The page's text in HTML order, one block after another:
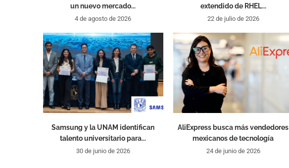
un nuevo mercado...
4 de agosto de 2026
extendido de RHEL...
22 de julio de 2026
Samsung y la UNAM identifican
talento universitario para...
30 de junio de 2026
AliExpress busca más vendedores
mexicanos de tecnología
24 de junio de 2026